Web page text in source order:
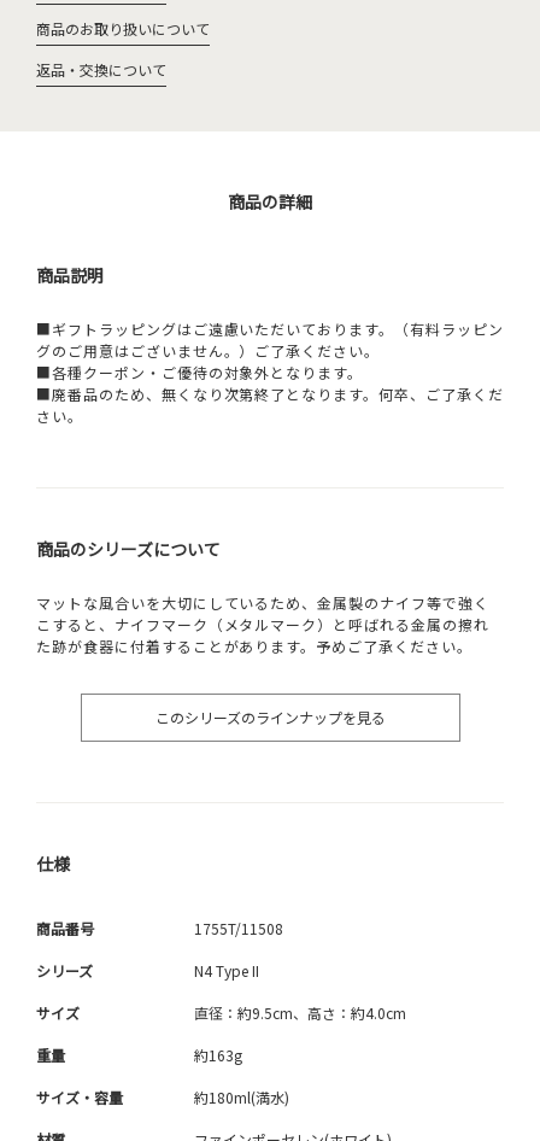
商品のお取り扱いについて
返品・交換について
商品の詳細
商品説明
■ギフトラッピングはご遠慮いただいております。（有料ラッピン
グのご用意はございません。）ご了承ください。
■各種クーポン・ご優待の対象外となります。
■廃番品のため、無くなり次第終了となります。何卒、ご了承くだ
さい。
商品のシリーズについて
マットな風合いを大切にしているため、金属製のナイフ等で強く
こすると、ナイフマーク（メタルマーク）と呼ばれる金属の擦れ
た跡が食器に付着することがあります。予めご了承ください。
このシリーズのラインナップを見る
仕様
商品番号 1755T/11508
シリーズ N4 Type II
サイズ 直径：約9.5cm、高さ：約4.0cm
重量 約163g
サイズ・容量 約180ml(満水)